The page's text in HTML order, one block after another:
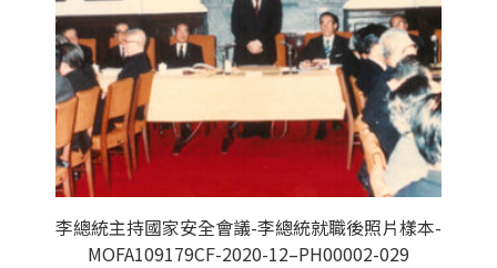
李總統主持國家安全會議-李總統就職後照片樣本-
MOFA109179CF-2020-12–PH00002-029